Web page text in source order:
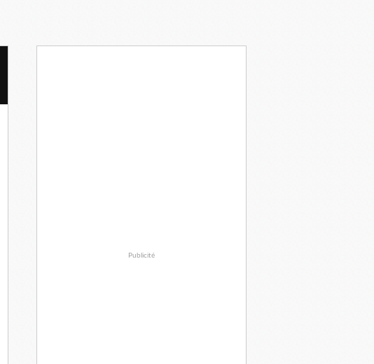
Publicité